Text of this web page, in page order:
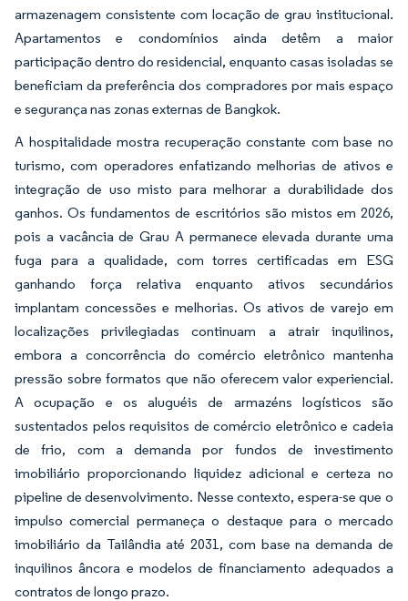
armazenagem consistente com locação de grau institucional.
Apartamentos e condomínios ainda detêm a maior
participação dentro do residencial, enquanto casas isoladas se
beneficiam da preferência dos compradores por mais espaço
e segurança nas zonas externas de Bangkok.
A hospitalidade mostra recuperação constante com base no
turismo, com operadores enfatizando melhorias de ativos e
integração de uso misto para melhorar a durabilidade dos
ganhos. Os fundamentos de escritórios são mistos em 2026,
pois a vacância de Grau A permanece elevada durante uma
fuga para a qualidade, com torres certificadas em ESG
ganhando força relativa enquanto ativos secundários
implantam concessões e melhorias. Os ativos de varejo em
localizações privilegiadas continuam a atrair inquilinos,
embora a concorrência do comércio eletrônico mantenha
pressão sobre formatos que não oferecem valor experiencial.
A ocupação e os aluguéis de armazéns logísticos são
sustentados pelos requisitos de comércio eletrônico e cadeia
de frio, com a demanda por fundos de investimento
imobiliário proporcionando liquidez adicional e certeza no
pipeline de desenvolvimento. Nesse contexto, espera-se que o
impulso comercial permaneça o destaque para o mercado
imobiliário da Tailândia até 2031, com base na demanda de
inquilinos âncora e modelos de financiamento adequados a
contratos de longo prazo.